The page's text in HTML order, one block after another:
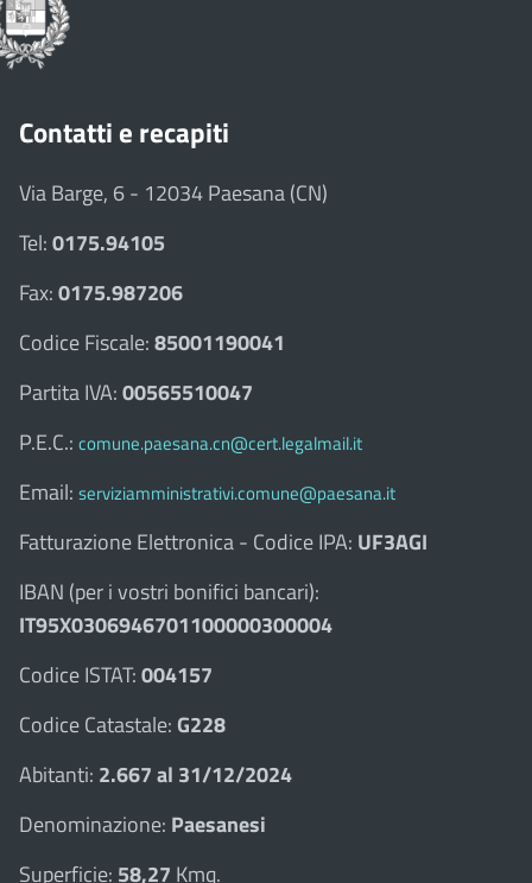
Contatti e recapiti
Via Barge, 6 - 12034 Paesana (CN)
Tel:0175.94105
Fax:0175.987206
Codice Fiscale:85001190041
Partita IVA:00565510047
P.E.C.: comune.paesana.cn@cert.legalmail.it
Email: serviziamministrativi.comune@paesana.it
Fatturazione Elettronica - Codice IPA: UF3AGI
IBAN (per i vostri bonifici bancari):
IT95X0306946701100000300004
Codice ISTAT:004157
Codice Catastale:G228
Abitanti: 2.667 al 31/12/2024
Denominazione: Paesanesi
Superficie: 58,27 Kmq.